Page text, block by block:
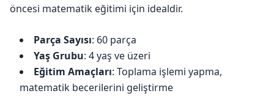
öncesi matematik eğitimi için idealdir.
Parça Sayısı: 60 parça
Yaş Grubu: 4 yaş ve üzeri
Eğitim Amaçları: Toplama işlemi yapma,
matematik becerilerini geliştirme